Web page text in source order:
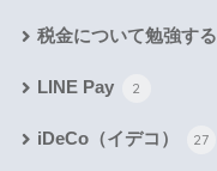
税金について勉強する
LINE Pay 2
iDeCo（イデコ） 27